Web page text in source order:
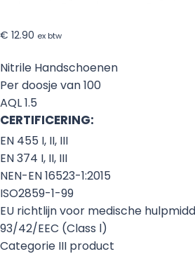
€ 12.90 ex btw
Nitrile Handschoenen
Per doosje van 100
AQL 1.5
CERTIFICERING:
EN 455 I, II, III
EN 374 I, II, III
NEN-EN 16523-1:2015
ISO2859-1-99
EU richtlijn voor medische
93/42/EEC (Class l)
Categorie III product